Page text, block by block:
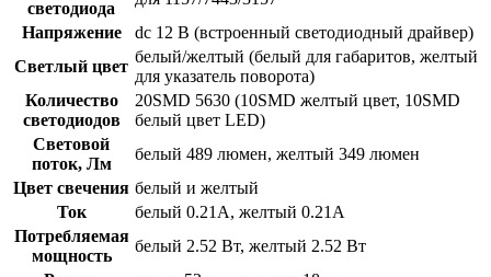
светодиода
Напряжение
dc 12 В (встроенный светодиодный драйвер)
Светлый цвет
белый/желтый (белый для габаритов, желтый
для указатель поворота)
Количество
светодиодов
20SMD 5630 (10SMD желтый цвет, 10SMD
белый цвет LED)
Световой
поток, Лм
белый 489 люмен, желтый 349 люмен
Цвет свечения белый и желтый
Ток
белый 0.21A, желтый 0.21A
Потребляемая
мощность
белый 2.52 Вт, желтый 2.52 Вт